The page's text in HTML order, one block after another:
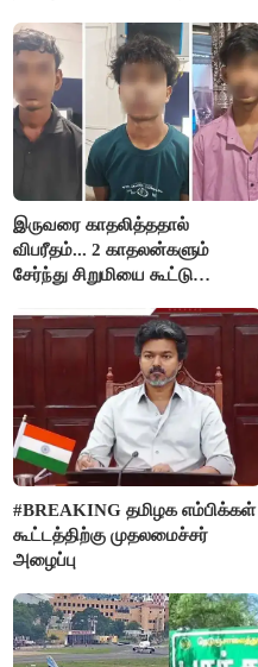
கதறல்
இருவரை காதலித்ததால்
விபரீதம்... 2 காதலன்களும்
சேர்ந்து சிறுமியை கூட்டு
செய்த கொடூரம்
#BREAKING தமிழக எம்பிக்கள்
கூட்டத்திற்கு முதலமைச்சர்
அழைப்பு